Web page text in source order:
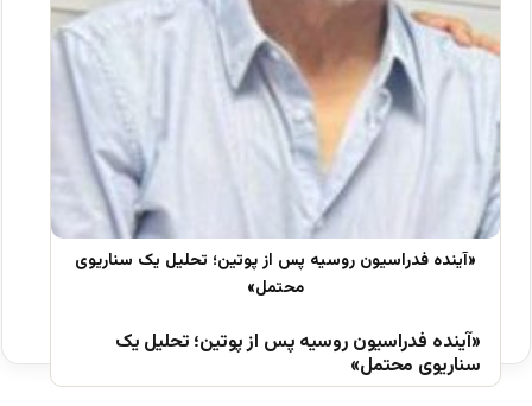
«آینده فدراسیون روسیه پس از پوتین؛ تحلیل یک
سناریوی محتمل»